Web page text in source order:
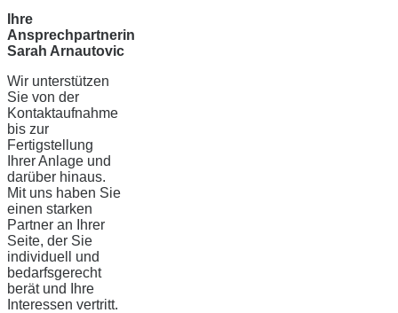
Ihre
Ansprechpartnerin
Sarah Arnautovic
Wir unterstützen
Sie von der
Kontaktaufnahme
bis zur
Fertigstellung
Ihrer Anlage und
darüber hinaus.
Mit uns haben Sie
einen starken
Partner an Ihrer
Seite, der Sie
individuell und
bedarfsgerecht
berät und Ihre
Interessen vertritt.